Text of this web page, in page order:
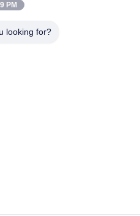
Products Co., Ltd.
PM
looking for?